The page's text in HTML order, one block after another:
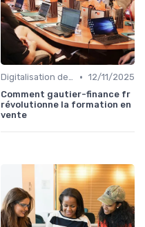
Digitalisation des ventes • 12/11/2025
Comment gautier-finance fr
révolutionne la formation en
vente